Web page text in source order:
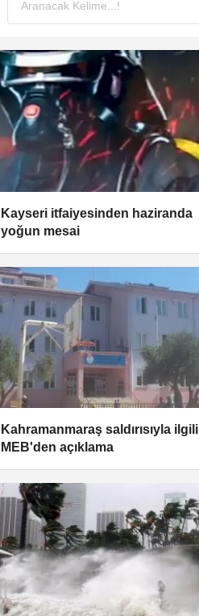
Kayseri itfaiyesinden haziranda
yoğun mesai
Kahramanmaraş saldırısıyla ilgili
MEB'den açıklama